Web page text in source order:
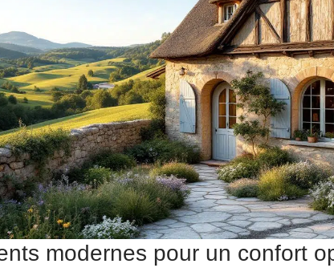
modernes pour un confort